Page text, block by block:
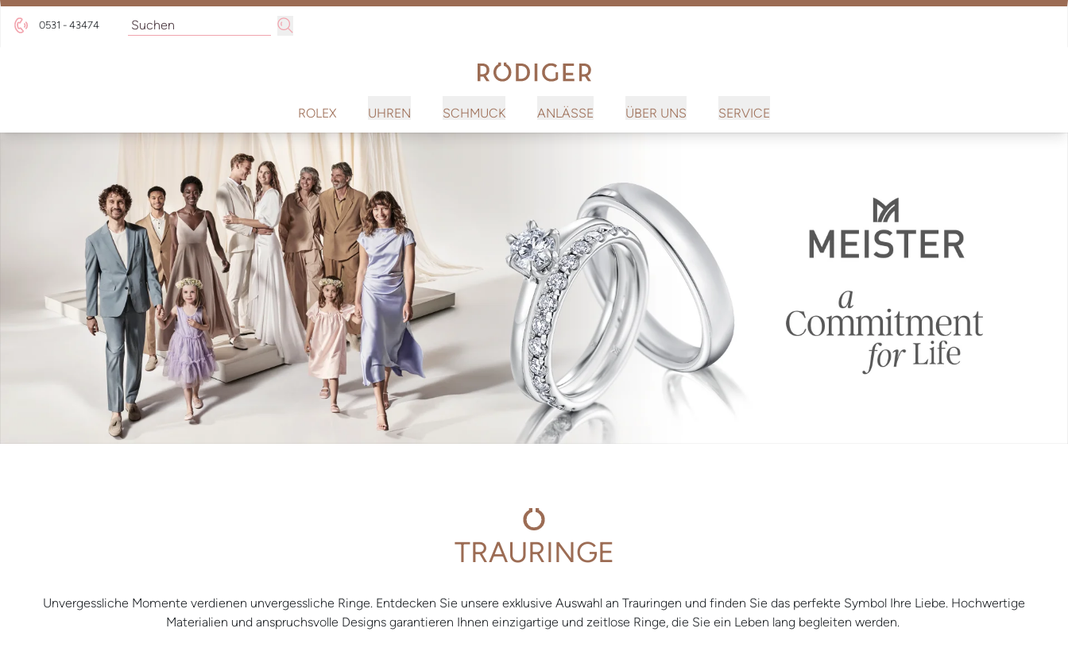
0531 - 43474
ROLEX UHREN SCHMUCK ANLÄSSE ÜBER UNS SERVICE
TRAURINGE
Unvergessliche Momente verdienen unvergessliche Ringe. Entdecken Sie unsere exklusive Auswahl an Trauringen und finden Sie das perfekte Symbol Ihre Liebe. Hochwertige
Materialien und anspruchsvolle Designs garantieren Ihnen einzigartige und zeitlose Ringe, die Sie ein Leben lang begleiten werden.